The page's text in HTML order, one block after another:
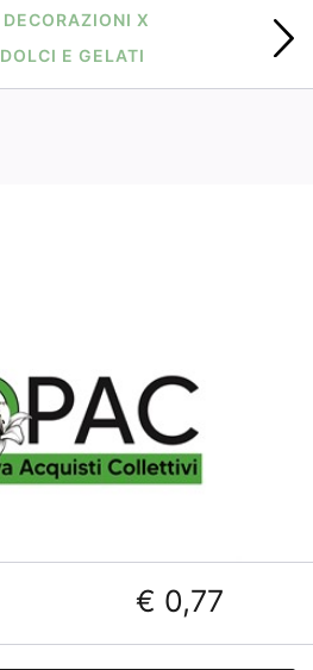
DECORAZIONI X
DOLCI E GELATI
€ 0,77